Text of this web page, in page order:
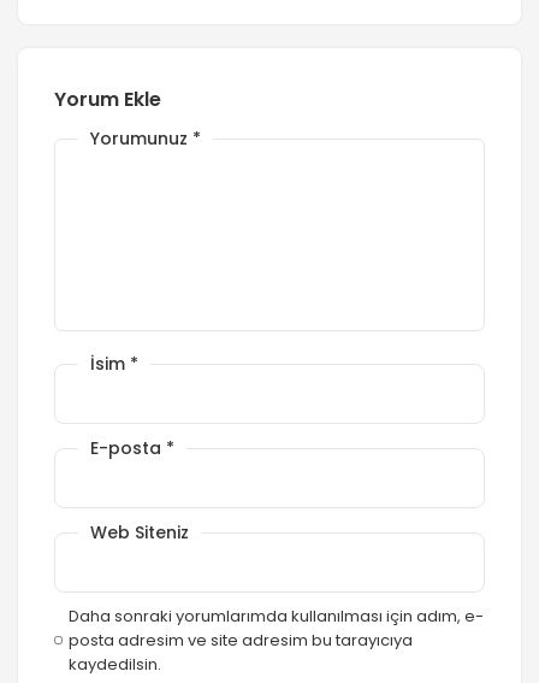
Yorum Ekle
Yorumunuz *
İsim *
E-posta *
Web Siteniz
Daha sonraki yorumlarımda kullanılması için adım, e-
posta adresim ve site adresim bu tarayıcıya
kaydedilsin.